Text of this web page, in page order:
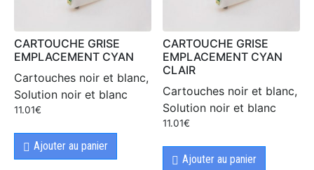
CARTOUCHE GRISE
EMPLACEMENT CYAN
Cartouches noir et blanc,
Solution noir et blanc
11.01€
Ajouter au panier
CARTOUCHE GRISE
EMPLACEMENT CYAN
CLAIR
Cartouches noir et blanc,
Solution noir et blanc
11.01€
Ajouter au panier